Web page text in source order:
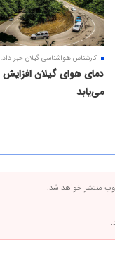
کارشناس هواشناسی گیلان خبر داد؛
دمای هوای گیلان افزایش
می‌یابد
وب منتشر خواهد شد.